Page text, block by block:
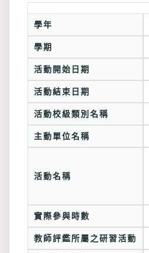
學年
學期
活動開始日期
活動結束日期
活動校級類別名稱
主動單位名稱
活動名稱
實際參與時數
教師評鑑所屬之研習活動